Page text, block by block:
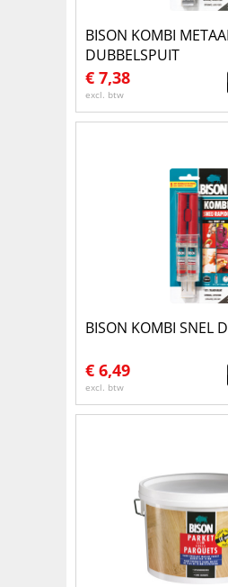
BISON KOMBI
DUBBELSPUIT
€ 7,38
excl. btw
BISON KOMBI SNEL
€ 6,49
excl. btw